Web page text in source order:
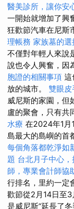
醫美診所，讓你安
一開始就增加了興
狂歡節汽車在尼斯
理帳務 家族墓的
不僅對年輕人來說
說也令人興奮，因
胞證的相關事項 這
放的城市。 雙眼皮
威尼斯的家園，但
盧的聚會，只有共
水療 在2024年1月
島最大的島嶼的首
每個角落都乾淨如
題 台北月子中心
師，專業會計師協
行排名，里約一定
歡節從2月14日至
是威尼斯“延長了